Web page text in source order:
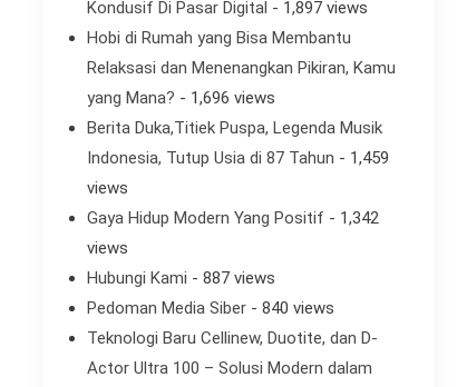
Kondusif Di Pasar Digital - 1,897 views
Hobi di Rumah yang Bisa Membantu
Relaksasi dan Menenangkan Pikiran, Kamu
yang Mana? - 1,696 views
Berita Duka,Titiek Puspa, Legenda Musik
Indonesia, Tutup Usia di 87 Tahun - 1,459
views
Gaya Hidup Modern Yang Positif - 1,342
views
Hubungi Kami - 887 views
Pedoman Media Siber- 840 views
Teknologi Baru Cellinew, Duotite, dan D-
Actor Ultra 100 – Solusi Modern dalam